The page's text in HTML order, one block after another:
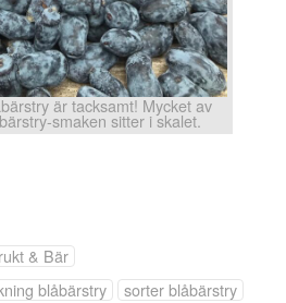
är tacksamt! Mycket av
smaken sitter i skalet.
& Bär
blåbärstry
sorter blåbärstry